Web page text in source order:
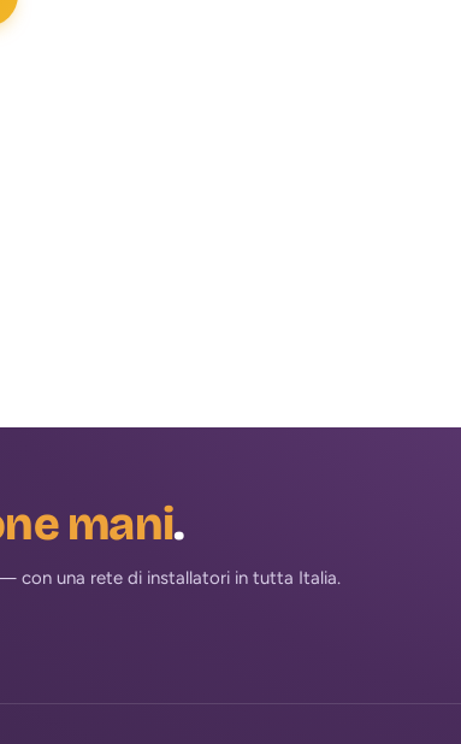
mani.
con una rete di installatori in tutta Italia.